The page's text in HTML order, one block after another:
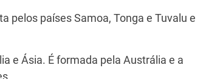
pelos países Samoa, Tonga e Tuvalu e
e Ásia. É formada pela Austrália e a